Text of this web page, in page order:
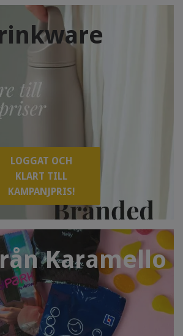
LOGGAT OCH
KLART TILL
KAMPANJPRIS!
Karamello